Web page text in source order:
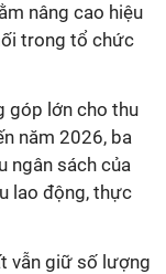
nâng cao hiệu
trong tổ chức
góp lớn cho thu
năm 2026, ba
ngân sách của
lao động, thực
vẫn giữ số lượng